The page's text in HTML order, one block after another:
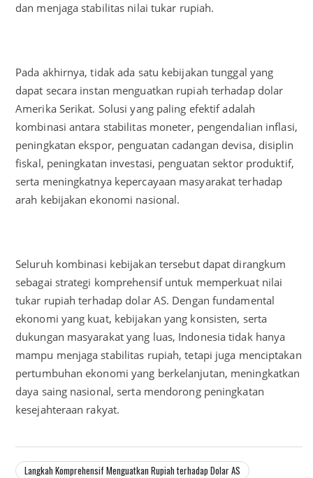
dan menjaga stabilitas nilai tukar rupiah.
Pada akhirnya, tidak ada satu kebijakan tunggal yang
dapat secara instan menguatkan rupiah terhadap dolar
Amerika Serikat. Solusi yang paling efektif adalah
kombinasi antara stabilitas moneter, pengendalian inflasi,
peningkatan ekspor, penguatan cadangan devisa, disiplin
fiskal, peningkatan investasi, penguatan sektor produktif,
serta meningkatnya kepercayaan masyarakat terhadap
arah kebijakan ekonomi nasional.
Seluruh kombinasi kebijakan tersebut dapat dirangkum
sebagai strategi komprehensif untuk memperkuat nilai
tukar rupiah terhadap dolar AS. Dengan fundamental
ekonomi yang kuat, kebijakan yang konsisten, serta
dukungan masyarakat yang luas, Indonesia tidak hanya
mampu menjaga stabilitas rupiah, tetapi juga menciptakan
pertumbuhan ekonomi yang berkelanjutan, meningkatkan
daya saing nasional, serta mendorong peningkatan
kesejahteraan rakyat.
Langkah Komprehensif Menguatkan Rupiah terhadap Dolar AS